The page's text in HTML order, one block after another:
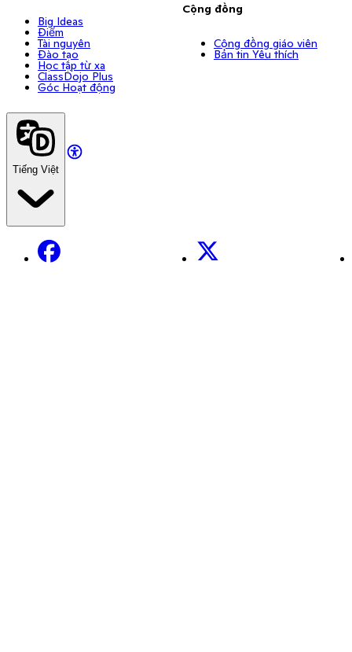
Big Ideas
Điểm
Tài nguyên
Đào tạo
Học tập từ xa
ClassDojo Plus
Góc Hoạt động
Cộng đồng
Cộng đồng giáo viên
Bản tin Yêu thích
Tiếng Việt
Facebook X